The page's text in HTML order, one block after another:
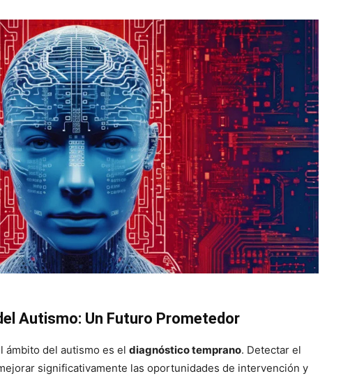
Autismo: Un Futuro Prometedor
ámbito del autismo es el diagnóstico temprano. Detectar el
significativamente las oportunidades de intervención y